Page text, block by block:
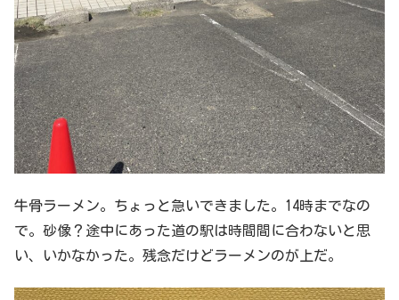
牛骨ラーメン。ちょっと急いできました。14時までなの
で。砂像？途中にあった道の駅は時間間に合わないと思
い、いかなかった。残念だけどラーメンのが上だ。